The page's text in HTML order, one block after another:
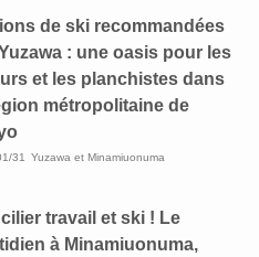
de ski recommandées
: une oasis pour les
et les planchistes dans
métropolitaine de
31 Yuzawa et Minamiuonuma
travail et ski ! Le
à Minamiuonuma,